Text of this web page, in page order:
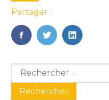
Partager :
FaceBook
TwitterLinkedIn
Blog
sidebar
Rechercher :